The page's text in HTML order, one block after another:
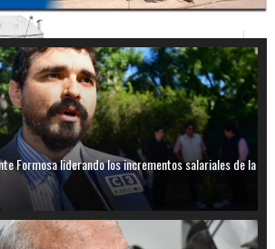
Formosa liderando los incrementos salariales de la